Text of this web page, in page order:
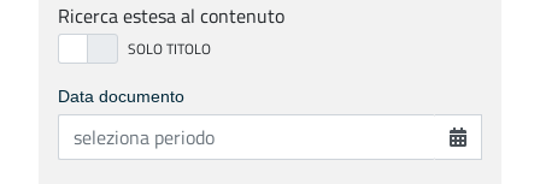
Ricerca estesa al contenuto
Data documento